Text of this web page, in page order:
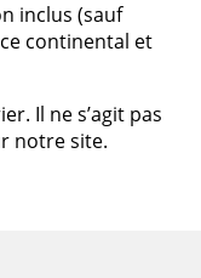
inclus (sauf
continental et
Il ne s’agit pas
notre site.